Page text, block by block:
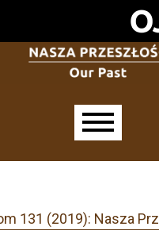
131 (2019): Nasza